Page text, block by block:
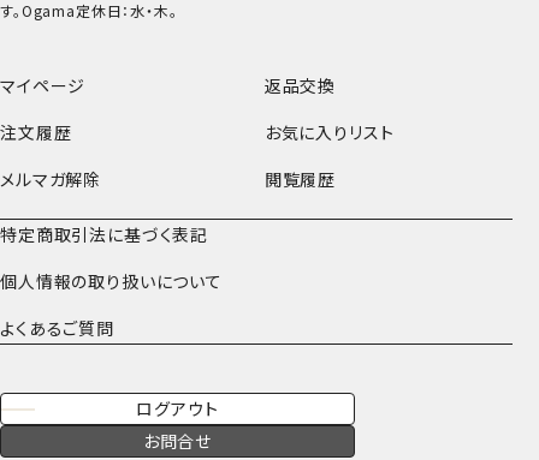
マイページ
返品交換
注文履歴
お気に入りリスト
メルマガ解除
閲覧履歴
特定商取引法に基づく表記
個人情報の取り扱いについて
よくあるご質問
ログアウト
お問合せ
す。Ogama定休日：水・木。